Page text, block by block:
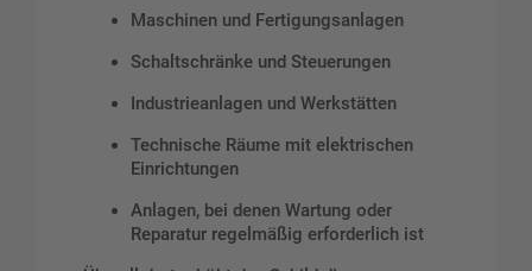
Maschinen und Fertigungsanlagen
Schaltschränke und Steuerungen
Industrieanlagen und Werkstätten
Technische Räume mit elektrischen
Einrichtungen
Anlagen, bei denen Wartung oder
Reparatur regelmäßig erforderlich ist